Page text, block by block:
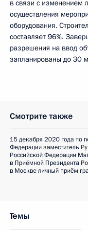
в связи с изменением
осуществления
оборудования.
составляет 96%.
разрешения на ввод
запланированы до 30
Смотрите также
15 декабря 2020 года по
Федерации заместитель
Российской Федерации
в Приёмной Президента
в Москве личный приём
Темы